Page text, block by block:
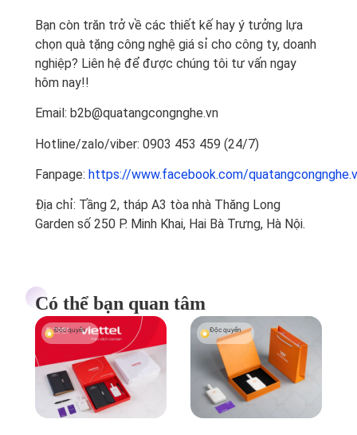
Bạn còn trăn trở về các thiết kế hay ý tưởng lựa
chọn quà tặng công nghệ giá sỉ cho công ty, doanh
nghiệp? Liên hệ để được chúng tôi tư vấn ngay
hôm nay!!
Email: b2b@quatangcongnghe.vn
Hotline/zalo/viber: 0903 453 459 (24/7)
Fanpage: https://www.facebook.com/
Địa chỉ: Tầng 2, tháp A3 tòa nhà Thăng Long
Garden số 250 P. Minh Khai, Hai Bà Trưng, Hà Nội.
Có thể bạn quan tâm
Độc quyền Độc quyền